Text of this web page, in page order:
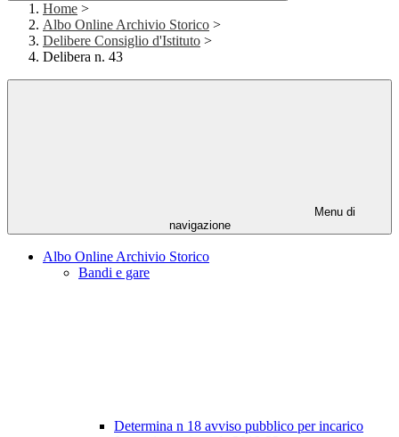
Home >
Albo Online Archivio Storico >
Delibere Consiglio d'Istituto >
Delibera n. 43
Menu di
navigazione
Albo Online Archivio Storico
Bandi e gare
Determina n 18 avviso pubblico per incarico